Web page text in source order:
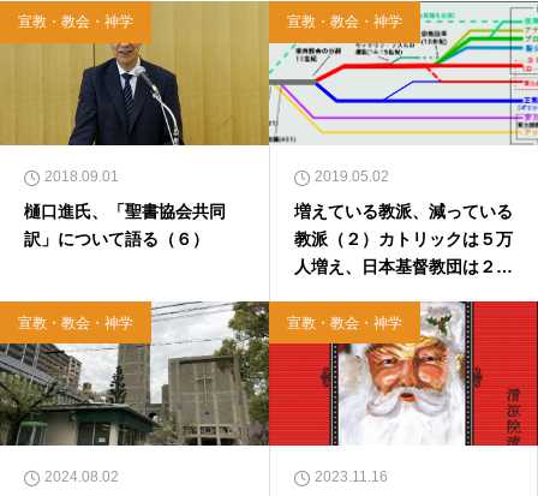
宣教・教会・神学
2018.09.01
樋口進氏、「聖書協会共同
訳」について語る（６）
宣教・教会・神学
2019.05.02
増えている教派、減っている
教派（２）カトリックは５万
人増え、日本基督教団は２万
宣教・教会・神学
2024.08.02
宣教・教会・神学
2023.11.16